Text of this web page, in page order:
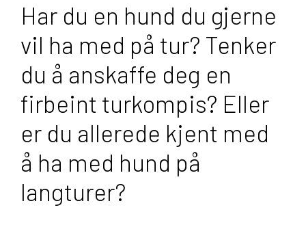
Har du en hund du gjerne
vil ha med på tur? Tenker
du å anskaffe deg en
firbeint turkompis? Eller
er du allerede kjent med
å ha med hund på
langturer?